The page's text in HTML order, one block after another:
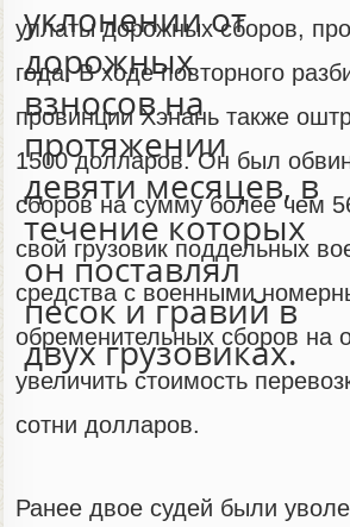
уплаты дорожных сборов,
года. В ходе повторного
провинции Хэнань также
1500 долларов. Он был
сборов на сумму более чем
свой грузовик поддельных
средства с военными
обременительных сборов на
увеличить стоимость
сотни долларов.
Ранее двое судей были